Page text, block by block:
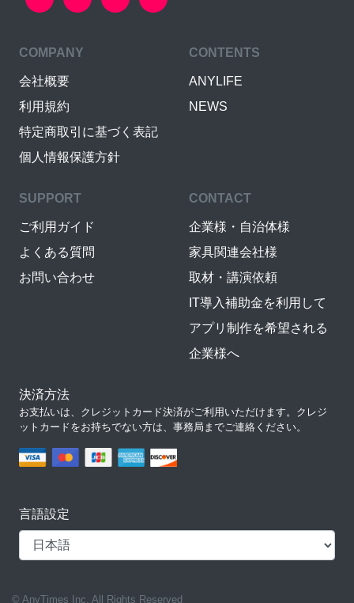
COMPANY
会社概要
利用規約
特定商取引に基づく表記
個人情報保護方針
CONTENTS
ANYLIFE
NEWS
SUPPORT
ご利用ガイド
よくある質問
お問い合わせ
CONTACT
企業様・自治体様
家具関連会社様
取材・講演依頼
IT導入補助金を利用して
アプリ制作を希望される
企業様へ
決済方法
お支払いは、クレジットカード決済がご利用いただけます。クレジ
ットカードをお持ちでない方は、事務局までご連絡ください。
言語設定
© AnyTimes Inc. All Rights Reserved